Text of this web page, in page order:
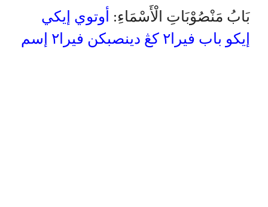
بَابُ مَنْصُوْبَاتِ الْأَسْمَاءِ: أوتوي إيكي
إيكو باب فيرا٢ كڠ دينصبكن فيرا٢ إسم